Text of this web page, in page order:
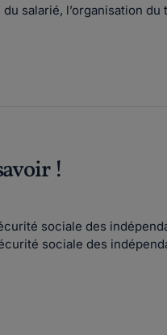
salarié, l’organisation du
!
sociale des
sociale des